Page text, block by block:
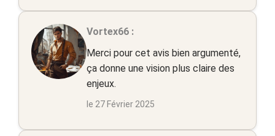
Vortex66 :
Merci pour cet avis bien argumenté,
ça donne une vision plus claire des
enjeux.
le 27 Février 2025